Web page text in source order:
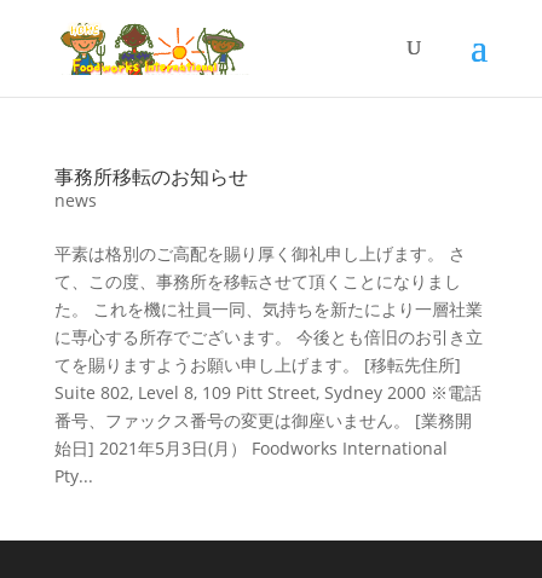
事務所移転のお知らせ
news
平素は格別のご高配を賜り厚く御礼申し上げます。 さ
て、この度、事務所を移転させて頂くことになりまし
た。 これを機に社員一同、気持ちを新たにより一層社業
に専心する所存でございます。 今後とも倍旧のお引き立
てを賜りますようお願い申し上げます。 [移転先住所]
Suite 802, Level 8, 109 Pitt Street, Sydney 2000 ※電話
番号、ファックス番号の変更は御座いません。 [業務開
始日] 2021年5月3日(月） Foodworks International
Pty...